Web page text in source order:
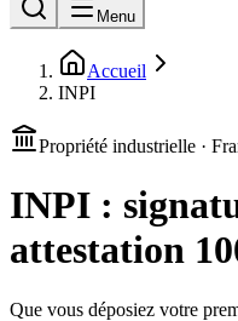
Menu
Accueil
INPI
Propriété industrielle ·
INPI :
attestation
Que vous déposiez votre